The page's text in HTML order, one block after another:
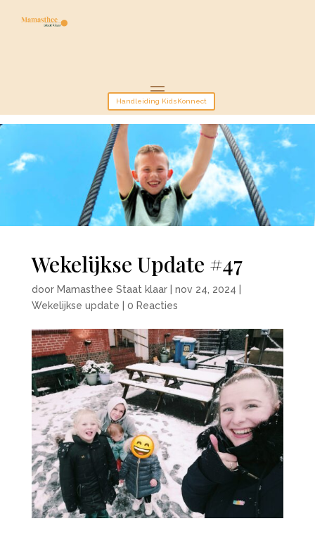
Handleiding KidsKonnect
Wekelijkse Update #47
door Mamasthee Staat klaar| nov 24, 2024
Wekelijkse update
0 Reacties